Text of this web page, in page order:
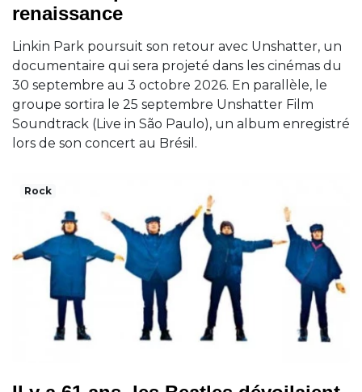
renaissance
Linkin Park poursuit son retour avec Unshatter, un
documentaire qui sera projeté dans les cinémas du
30 septembre au 3 octobre 2026. En parallèle, le
groupe sortira le 25 septembre Unshatter Film
Soundtrack (Live in São Paulo), un album enregistré
lors de son concert au Brésil.
Rock